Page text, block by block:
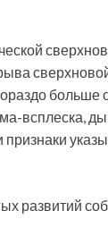
больше
всплеска,
развитий